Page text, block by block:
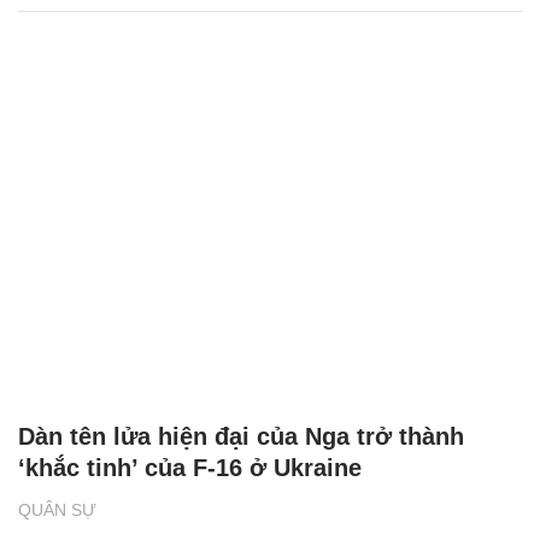
QUÂN SỰ
Dàn tên lửa hiện đại của Nga trở thành
‘khắc tinh’ của F-16 ở Ukraine